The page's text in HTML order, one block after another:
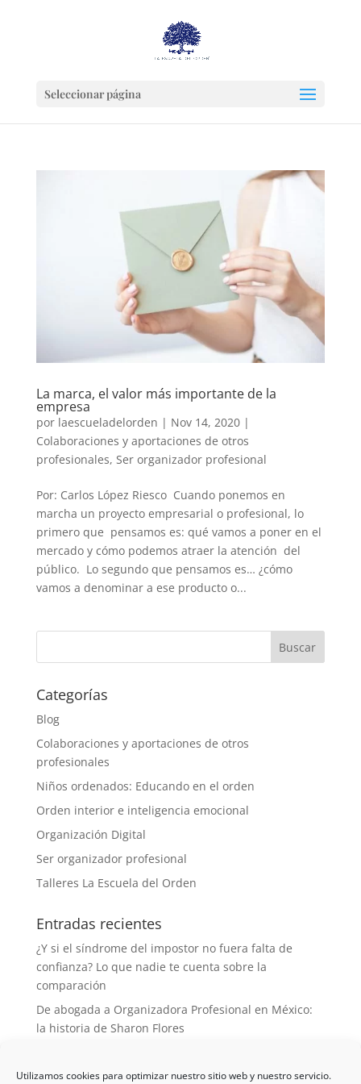
Utilizamos cookies para optimizar nuestro sitio web y nuestro servicio.
Seleccionar página
La marca, el valor más importante de la
empresa
por laescueladelorden | Nov 14, 2020|
Colaboraciones y aportaciones de otros
profesionales, Ser organizador profesional
Por: Carlos López Riesco Cuando ponemos en
marcha un proyecto empresarial o profesional, lo
primero que pensamos es: qué vamos a poner en el
mercado y cómo podemos atraer la atención del
público. Lo segundo que pensamos es… ¿cómo
vamos a denominar a ese producto o...
Categorías
Blog
Colaboraciones y aportaciones de otros
profesionales
Niños ordenados: Educando en el orden
Orden interior e inteligencia emocional
Organización Digital
Ser organizador profesional
Talleres La Escuela del Orden
Entradas recientes
¿Y si el síndrome del impostor no fuera falta de
confianza? Lo que nadie te cuenta sobre la
comparación
De abogada a Organizadora Profesional en México:
la historia de Sharon Flores
vocación: la historia de Elena y La Semilla del Orden